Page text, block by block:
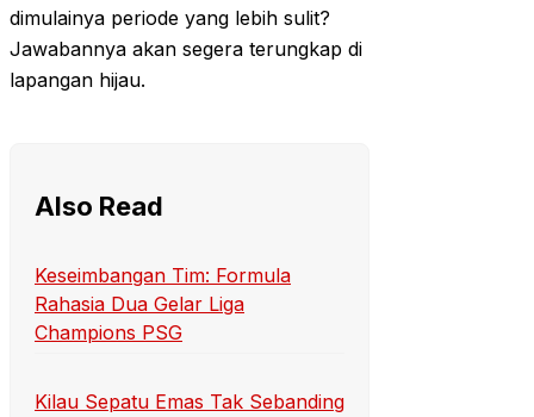
dimulainya periode yang lebih sulit?
Jawabannya akan segera terungkap di
lapangan hijau.
Also Read
Keseimbangan Tim: Formula
Rahasia Dua Gelar Liga
Champions PSG
Kilau Sepatu Emas Tak Sebanding